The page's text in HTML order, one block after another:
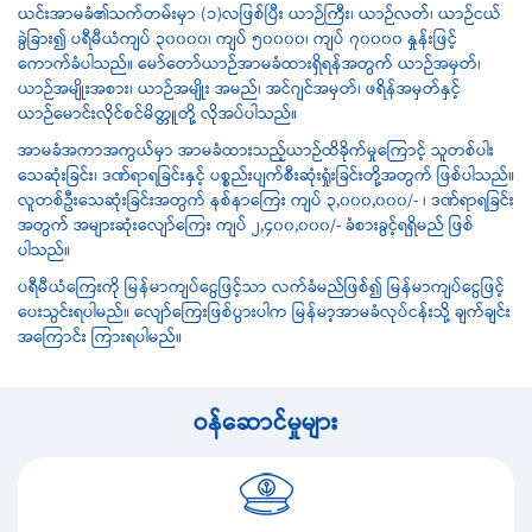
ယင်းအာမခံ၏သက်တမ်းမှာ (၁)လဖြစ်ပြီး ယာဉ်ကြီး၊ ယာဉ်လတ်၊ ယာဉ်ငယ်
ခွဲခြား၍ ပရီမီယံကျပ် ၃၀၀၀၀၊ ကျပ် ၅၀၀၀၀၊ ကျပ် ၇၀၀၀၀ နှုန်းဖြင့်
ကောက်ခံပါသည်။ မော်တော်ယာဉ်အာမခံထားရှိရန်အတွက် ယာဉ်အမှတ်၊
ယာဉ်အမျိုးအစား၊ ယာဉ်အမျိုး အမည်၊ အင်ဂျင်အမှတ်၊ ဖရိန်အမှတ်နှင့်
ယာဉ်မောင်းလိုင်စင်မိတ္တူတို့ လိုအပ်ပါသည်။
အာမခံအကာအကွယ်မှာ အာမခံထားသည့်ယာဉ်ထိခိုက်မှုကြောင့် သူတစ်ပါး
သေဆုံးခြင်း၊ ဒဏ်ရာရခြင်းနှင့် ပစ္စည်းပျက်စီးဆုံးရှုံးခြင်းတို့အတွက် ဖြစ်ပါသည်။
လူတစ်ဦးသေဆုံးခြင်းအတွက် နစ်နာကြေး ကျပ် ၃,၀၀၀,၀၀၀/- ၊ ဒဏ်ရာရခြင်း
အတွက် အများဆုံးလျော်ကြေး ကျပ် ၂,၄၀၀,၀၀၀/- ခံစားခွင့်ရရှိမည် ဖြစ်
ပါသည်။
ပရီမီယံကြေးကို မြန်မာကျပ်ငွေဖြင့်သာ လက်ခံမည်ဖြစ်၍ မြန်မာကျပ်ငွေဖြင့်
ပေးသွင်းရပါမည်။ လျော်ကြေးဖြစ်ပွားပါက မြန်မာ့အာမခံလုပ်ငန်းသို့ ချက်ချင်း
အကြောင်း ကြားရပါမည်။
ဝန်ဆောင်မှုများ